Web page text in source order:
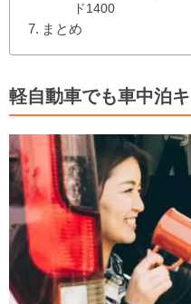
ド1400
まとめ
軽自動車でも車中泊